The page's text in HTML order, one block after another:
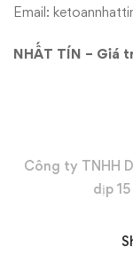
Email:
NHẤT TÍN – Giá
Công ty TNHH
dịp